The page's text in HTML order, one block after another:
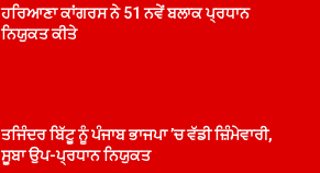
ਹਰਿਆਣਾ ਕਾਂਗਰਸ ਨੇ 51 ਨਵੇਂ ਬਲਾਕ ਪ੍ਰਧਾਨ
ਨਿਯੁਕਤ ਕੀਤੇ
ਤਜਿੰਦਰ ਬਿੱਟੂ ਨੂੰ ਪੰਜਾਬ ਭਾਜਪਾ ’ਚ ਵੱਡੀ ਜ਼ਿੰਮੇਵਾਰੀ,
ਸੂਬਾ ਉਪ-ਪ੍ਰਧਾਨ ਨਿਯੁਕਤ